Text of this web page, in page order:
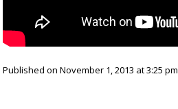
Published on November 1, 2013 at 3:25 pm